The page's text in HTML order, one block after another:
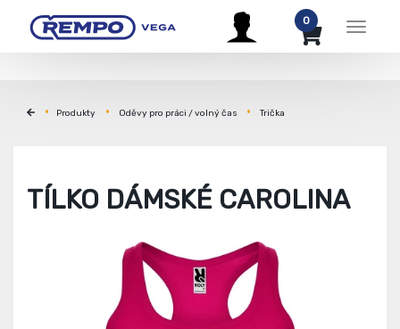
Menu
0
Produkty Oděvy pro práci / volný čas Trička
TÍLKO DÁMSKÉ CAROLINA